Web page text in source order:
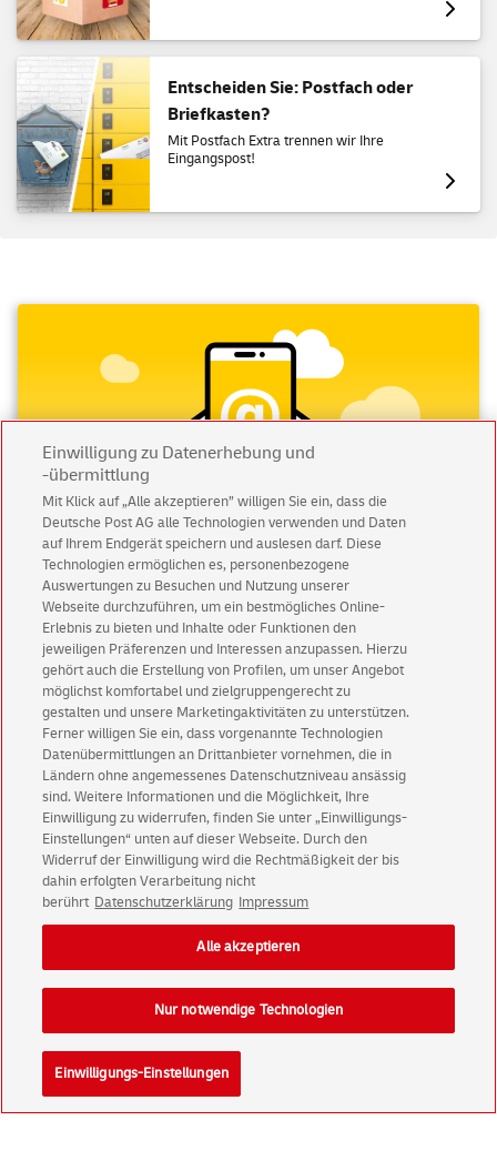
Entscheiden Sie: Postfach oder
Briefkasten?
Mit Postfach Extra trennen wir Ihre
Eingangspost!
Abonnieren Sie unseren Newsletter
Immer informiert über exklusive Angebote und
Aktionen - jetzt mit Vorteil
Privatkundensichern sich einen5 € Gutschein
für POSTSCAN!
Geschäftskundenerhalten einen5 € Gutschein
für Briefmarke individuell!
Zur Newsletter-Anmeldung
© Sat Aug 08 01:16:49 CEST 2026 Deutsche Post AG
Datenschutz
Einwilligungs-Einstellungen
Rechtliche Hinweise
Barrierefreiheit
Einwilligung zu Datenerhebung und
-übermittlung
Mit Klick auf „Alle akzeptieren” willigen Sie ein, dass die
Deutsche Post AG alle Technologien verwenden und Daten
auf Ihrem Endgerät speichern und auslesen darf. Diese
Technologien ermöglichen es, personenbezogene
Auswertungen zu Besuchen und Nutzung unserer
Webseite durchzuführen, um ein bestmögliches Online-
Erlebnis zu bieten und Inhalte oder Funktionen den
jeweiligen Präferenzen und Interessen anzupassen. Hierzu
gehört auch die Erstellung von Profilen, um unser Angebot
möglichst komfortabel und zielgruppengerecht zu
gestalten und unsere Marketingaktivitäten zu unterstützen.
Ferner willigen Sie ein, dass vorgenannte Technologien
Datenübermittlungen an Drittanbieter vornehmen, die in
Ländern ohne angemessenes Datenschutzniveau ansässig
sind. Weitere Informationen und die Möglichkeit, Ihre
Einwilligung zu widerrufen, finden Sie unter „Einwilligungs-
Einstellungen“ unten auf dieser Webseite. Durch den
Widerruf der Einwilligung wird die Rechtmäßigkeit der bis
dahin erfolgten Verarbeitung nicht
berührt Datenschutzerklärung Impressum
Einwilligungs-Einstellungen
Nur notwendige Technologien
Alle akzeptieren